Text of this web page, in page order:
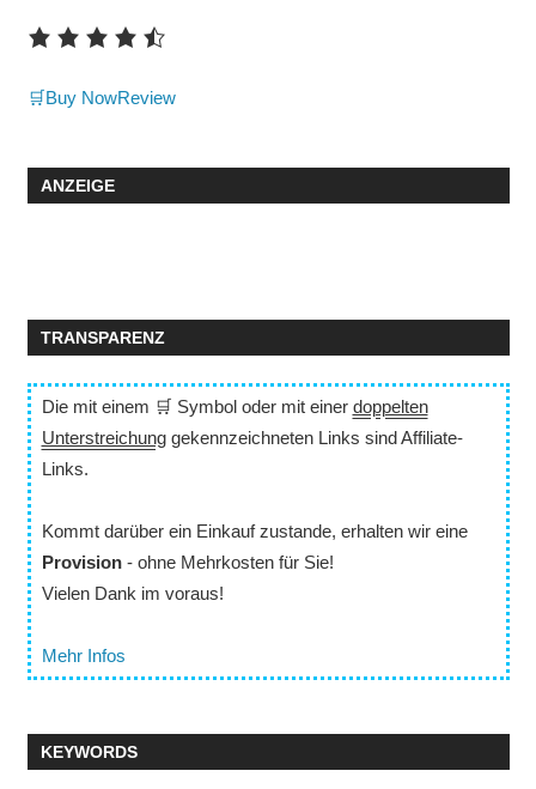
🛒Buy NowReview
ANZEIGE
TRANSPARENZ
Die mit einem 🛒 Symbol oder mit einer doppelten
Unterstreichunggekennzeichneten Links sind Affiliate-
Links.
Kommt darüber ein Einkauf zustande, erhalten wir eine
Provision- ohne Mehrkosten für Sie!
Vielen Dank im voraus!
Mehr Infos
KEYWORDS